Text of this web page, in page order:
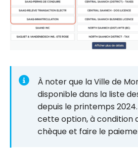
À noter que la Ville de
disponible dans la liste
depuis le printemps 2024.
cette option, à condition
chèque et faire le